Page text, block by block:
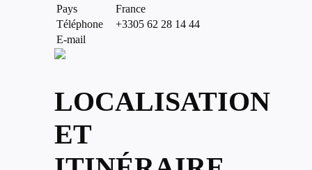
Pays
France
Téléphone
+3305 62 28 14 44
E-mail
LOCALISATION
ET